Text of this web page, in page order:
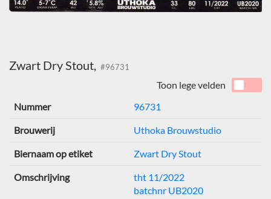
Zwart Dry Stout, #96731
Toon lege velden
Nummer
96731
Brouwerij Uthoka Brouwstudio
Biernaam op etiket Zwart Dry Stout
Omschrijving
tht 11/2022
batchnr UB2020